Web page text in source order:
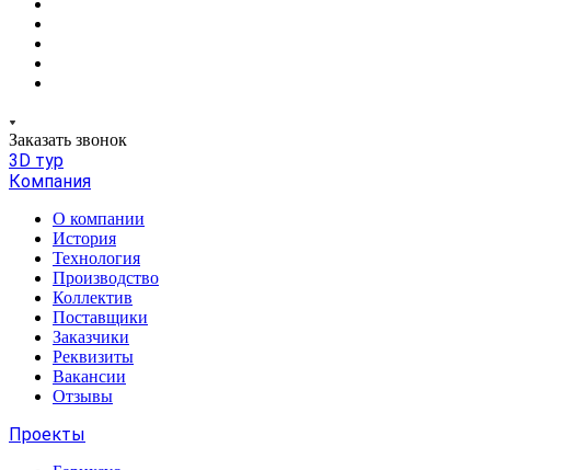
Заказать звонок
3D тур
Компания
О компании
История
Технология
Производство
Коллектив
Поставщики
Заказчики
Реквизиты
Вакансии
Отзывы
Проекты